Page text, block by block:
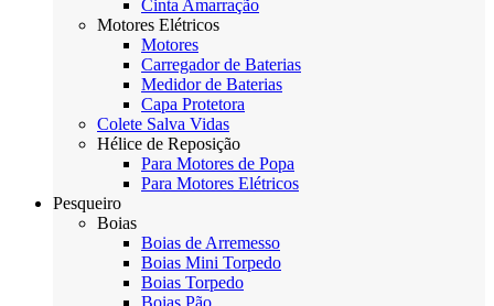
Cinta Amarração
Motores Elétricos
Motores
Carregador de Baterias
Medidor de Baterias
Capa Protetora
Colete Salva Vidas
Hélice de Reposição
Para Motores de Popa
Para Motores Elétricos
Pesqueiro
Boias
Boias de Arremesso
Boias Mini Torpedo
Boias Torpedo
Boias Pão